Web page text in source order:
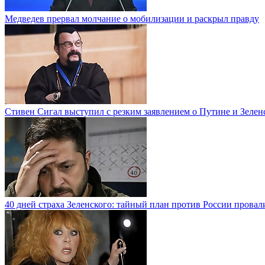
Медведев прервал молчание о мобилизации и раскрыл правду
Стивен Сигал выступил с резким заявлением о Путине и
40 дней страха Зеленского: тайный план против России